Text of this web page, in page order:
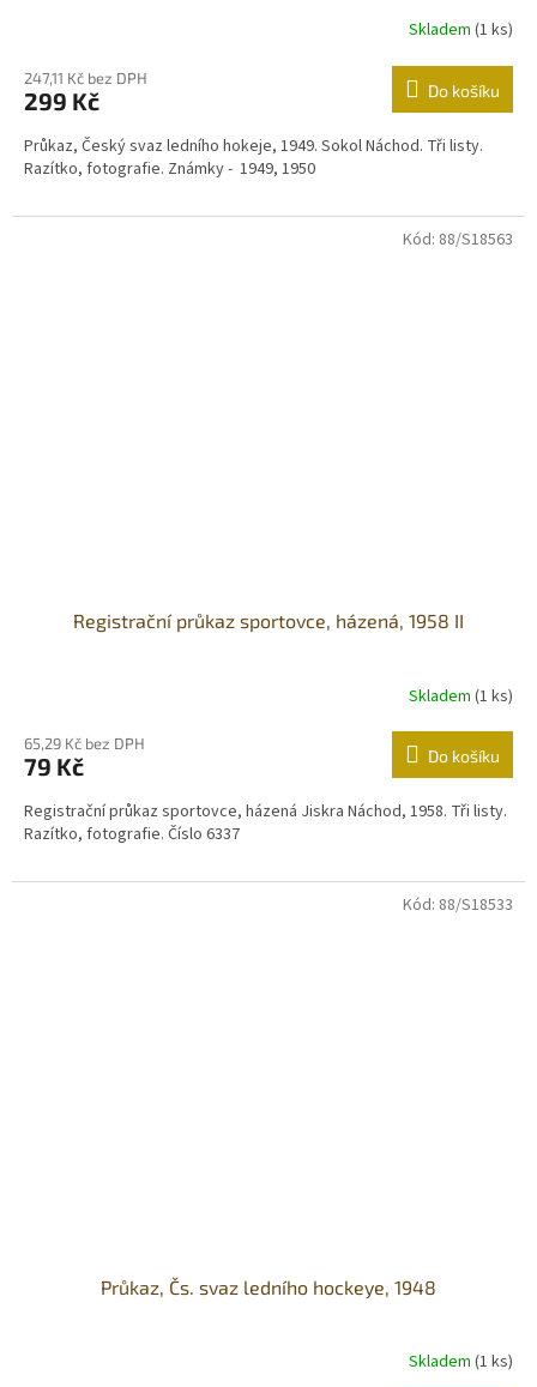
Skladem (1 ks)
247,11 Kč bez DPH
299 Kč Do košíku
Průkaz, Český svaz ledního hokeje, 1949. Sokol Náchod. Tři listy.
Razítko, fotografie. Známky - 1949, 1950
Registrační průkaz sportovce, házená, 1958 II
Skladem (1 ks)
65,29 Kč bez DPH
79 Kč Do košíku
Registrační průkaz sportovce, házená Jiskra Náchod, 1958. Tři listy.
Razítko, fotografie. Číslo 6337
Kód: 88/S18563
Průkaz, Čs. svaz ledního hockeye, 1948
Skladem (1 ks)
Kód: 88/S18533